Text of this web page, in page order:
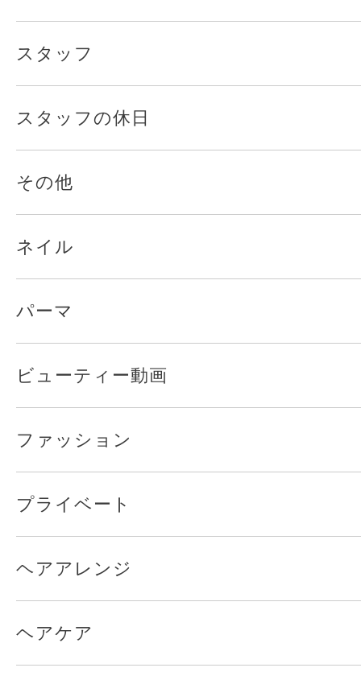
スタッフ
スタッフの休日
その他
ネイル
パーマ
ビューティー動画
ファッション
プライベート
ヘアアレンジ
ヘアケア